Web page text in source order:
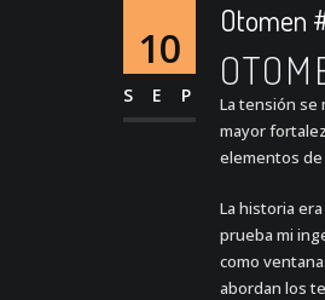
10
SEP
Otomen
La tensión se
mayor
elementos
La historia
prueba mi
como
abordan los